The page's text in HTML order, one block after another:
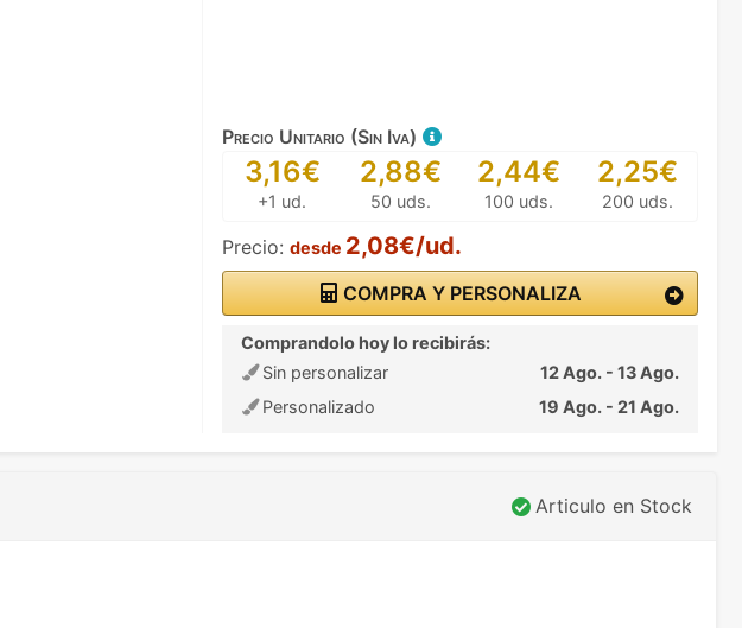
Precio Unitario (Sin Iva)
3,16€
+1 ud.
2,88€
50 uds.
2,44€
100 uds.
2,25€
200 uds.
Precio: desde 2,08€/ud.
COMPRA Y PERSONALIZA
Comprandolo hoy lo recibirás:
Sin personalizar
12 Ago. - 13 Ago.
Personalizado
19 Ago. - 21 Ago.
Articulo en Stock